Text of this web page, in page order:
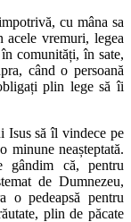
cu mâna sa
acele vremuri, legea
comunități, în sate,
când o persoană
plin lege să îi
Isus să îl vindece pe
minune neașteptată.
gândim că, pentru
de Dumnezeu,
o pedeapsă pentru
plin de păcate